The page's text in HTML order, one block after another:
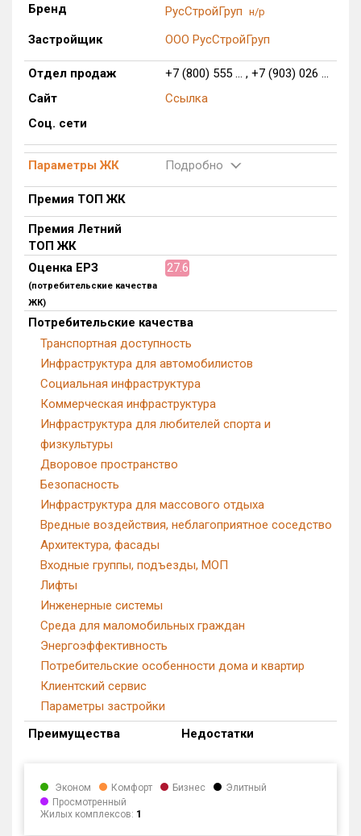
Найдено:
Жилых комплексов
Многоквартирных домов
Блокированных домов
0 из 37
Домов с апартаментами
Квартир, апартаментов,
блоков в БД
0 из 3 112
Бренд
РусСтройГруп н/р
Застройщик ООО РусСтройГруп
Отдел продаж
+7 (800) 555 ... , +7 (903) 026 ...
Сайт
Ссылка
Соц. сети
Параметры ЖК Подробно
Премия ТОП ЖК
Премия Летний
ТОП ЖК
Оценка ЕРЗ
(потребительские качества
ЖК)
27.6
Потребительские качества
Транспортная доступность
Инфраструктура для автомобилистов
Социальная инфраструктура
Коммерческая инфраструктура
Инфраструктура для любителей спорта и
физкультуры
Дворовое пространство
Безопасность
Инфраструктура для массового отдыха
Вредные воздействия, неблагоприятное соседство
Архитектура, фасады
Входные группы, подъезды, МОП
Лифты
Инженерные системы
Среда для маломобильных граждан
Энергоэффективность
Потребительские особенности дома и квартир
Клиентский сервис
Параметры застройки
Преимущества
Недостатки
Эконом Комфорт Бизнес
Элитный
Просмотренный
Жилых комплексов: 1